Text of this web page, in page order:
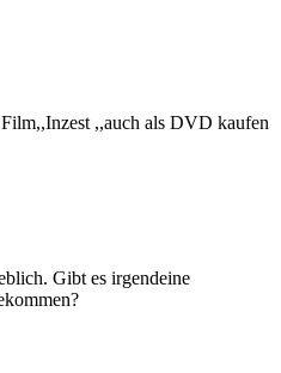
,,auch als DVD kaufen
Gibt es irgendeine